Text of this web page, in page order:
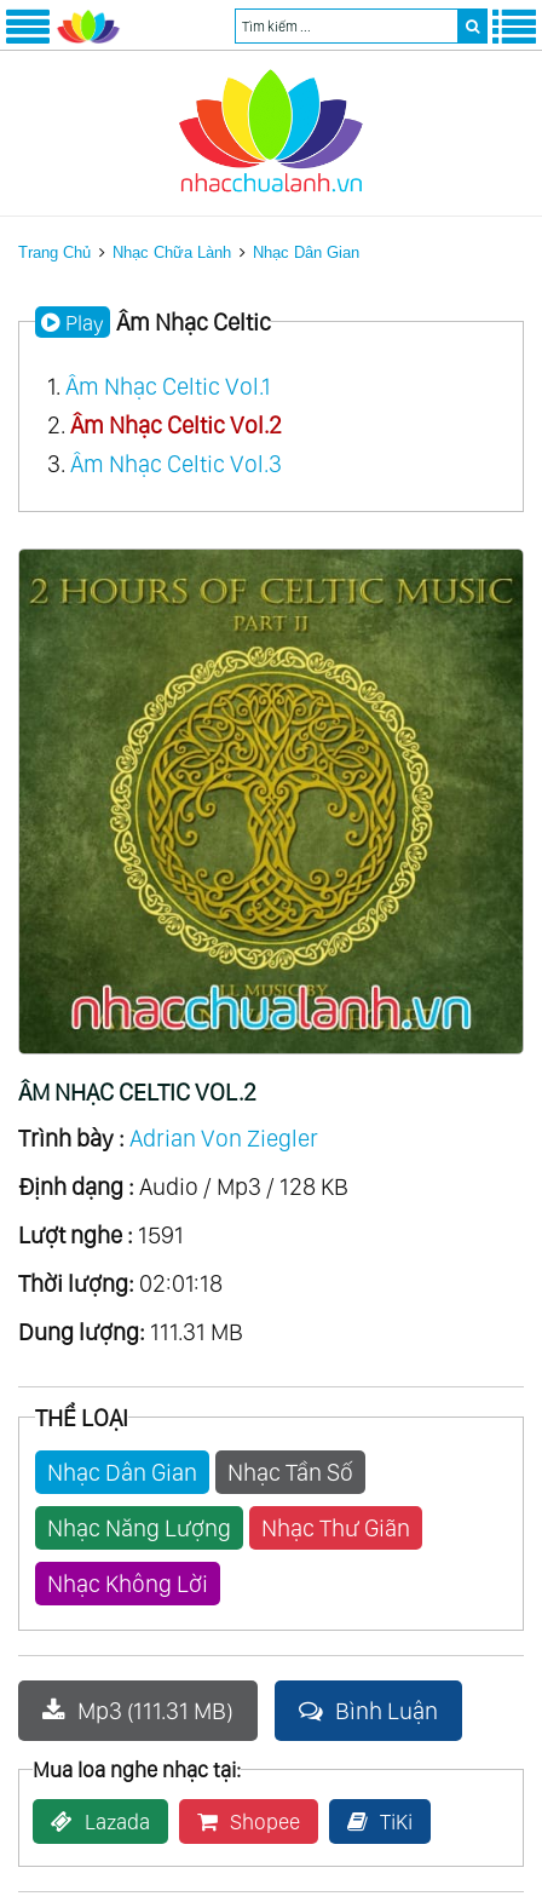
Trang Chủ Nhạc Chữa Lành Nhạc Dân Gian
Play Âm Nhạc Celtic
1. Âm Nhạc Celtic Vol.1
2. Âm Nhạc Celtic Vol.2
3. Âm Nhạc Celtic Vol.3
ÂM NHẠC CELTIC VOL.2
Trình bày : Adrian Von Ziegler
Định dạng : Audio / Mp3 / 128 KB
Lượt nghe : 1591
Thời lượng: 02:01:18
Dung lượng: 111.31 MB
THỂ LOẠI
Nhạc Dân Gian
Nhạc Tần Số
Nhạc Năng Lượng
Nhạc Thư Giãn
Nhạc Không Lời
Mp3 (111.31 MB) Bình Luận
Mua loa nghe nhạc tại:
Lazada Shopee TiKi